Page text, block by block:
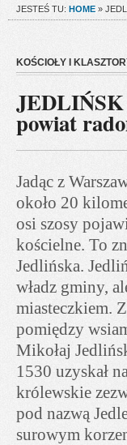
JESTEŚ TU: HOME »
KOŚCIOŁY I
JEDLIŃSK
powiat
Jadąc z
około 20
osi szosy
kościelne. To
Jedlińska.
władz gminy,
miasteczkiem.
pomiędzy
Mikołaj
1530 uzyskał
królewskie
pod nazwą
surowym